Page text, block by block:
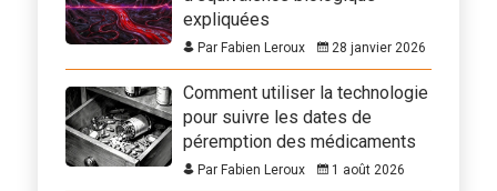
expliquées
Par Fabien Leroux 28 janvier 2026
Comment utiliser la technologie
pour suivre les dates de
péremption des médicaments
Par Fabien Leroux 1 août 2026